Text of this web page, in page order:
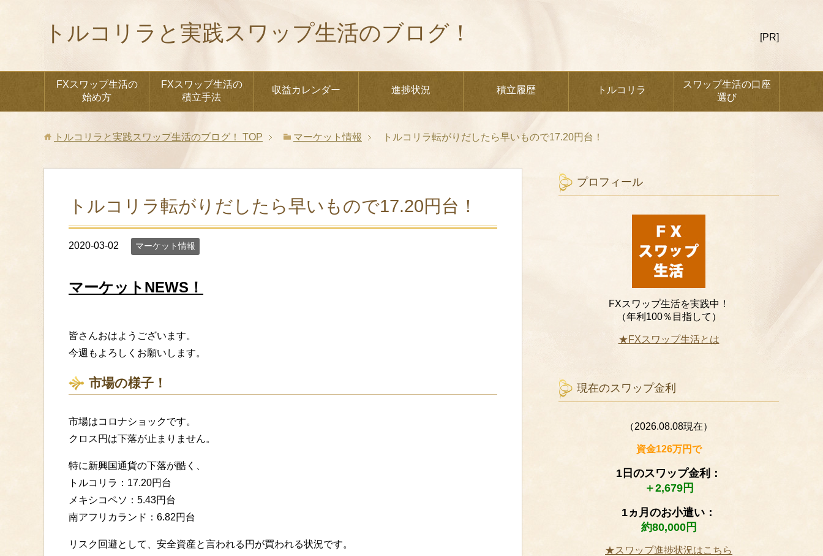
トルコリラと実践スワップ生活のブログ！ [PR]
FXスワップ生活の
始め方
FXスワップ生活の
積立手法
収益カレンダー 進捗状況 積立履歴 トルコリラ
スワップ生活の口座
選び
トルコリラと実践スワップ生活のブログ！ TOP マーケット情報 トルコリラ転がりだしたら早いもので17.20円台！
トルコリラ転がりだしたら早いもので17.20円台！
2020-03-02 マーケット情報
マーケットNEWS！
皆さんおはようございます。
今週もよろしくお願いします。
市場の様子！
市場はコロナショックです。
クロス円は下落が止まりません。
特に新興国通貨の下落が酷く、
トルコリラ：17.20円台
メキシコペソ：5.43円台
南アフリカランド：6.82円台
リスク回避として、安全資産と言われる円が買われる状況です。
プロフィール
FXスワップ生活を実践中！
（年利100％目指して）
★FXスワップ生活とは
現在のスワップ金利
（2026.08.08現在）
資金126万円で
1日のスワップ金利：
＋2,679円
1ヵ月のお小遣い：
約80,000円
★スワップ進捗状況はこちら